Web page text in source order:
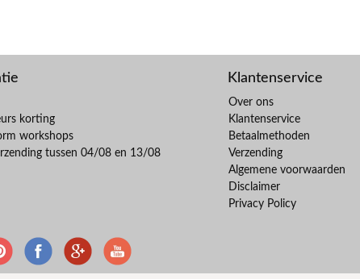
korting
workshops
tussen 04/08 en 13/08
Klantenservice
Over ons
Klantenservice
Betaalmethoden
Verzending
Algemene voorwaarden
Disclaimer
Privacy Policy